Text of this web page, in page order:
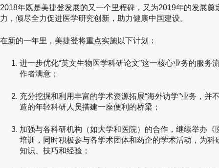
2018年既是美捷登发展的又一个里程碑，又为2019年的发展
力，倾尽全力促进医学研究创新，助力健康中国建设。
在新的一年里，美捷登将重点实施以下计划：
进一步优化“英文生物医学科研论文”这一核心业务的服务
作者满意；
充分挖掘和利用丰富的学术资源拓展“海外访学”业务，并
造的年轻科研人员搭建一座便利的桥梁；
加强与各科研机构（如大学和医院）的合作，继续举办
培训，同时积极参与各学术团体和药企的学术活动，为
知识、技巧和经验；